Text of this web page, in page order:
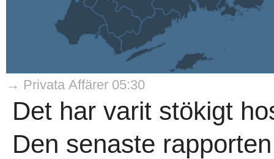
→ Privata Affärer 05:30
Det har varit stökigt
Den senaste